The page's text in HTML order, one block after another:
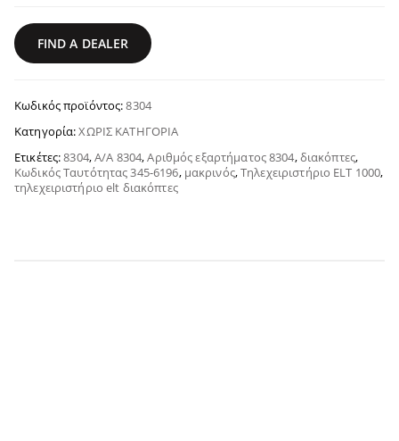
FIND A DEALER
Κωδικός προϊόντος:8304
Κατηγορία:ΧΩΡΊΣ ΚΑΤΗΓΟΡΊΑ
Ετικέτες:8304,Α/Α 8304,Αριθμός εξαρτήματος 8304,διακόπτες,
Κωδικός Ταυτότητας 345-6196, μακρινός,Τηλεχειριστήριο ELT 1000,
τηλεχειριστήριο elt διακόπτες